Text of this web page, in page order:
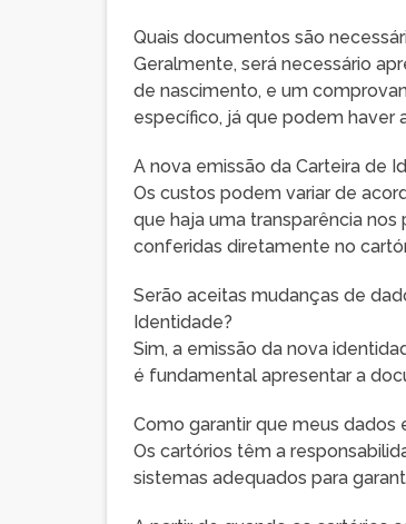
Quais documentos são
Geralmente, será necessário
de nascimento, e um
específico, já que podem haver
A nova emissão da Carteira de
Os custos podem variar de
que haja uma transparência
conferidas diretamente no
Serão aceitas mudanças de
Identidade?
Sim, a emissão da nova
é fundamental apresentar a
Como garantir que meus dados
Os cartórios têm a
sistemas adequados para